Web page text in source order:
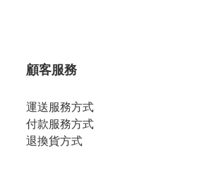
顧客服務
運送服務方式
付款服務方式
退換貨方式